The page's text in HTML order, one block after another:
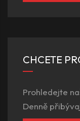
CHCETE
Prohledejte
Denně